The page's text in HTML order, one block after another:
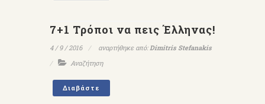
7+1 Τρόποι να πεις Έλληνας!
4 / 9 / 2016 αναρτήθηκε από:Dimitris Stefanakis
Αναζήτηση
Διαβάστε